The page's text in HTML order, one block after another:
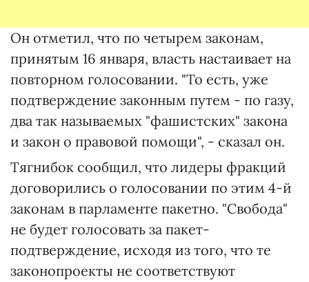
Он отметил, что по четырем законам,
принятым 16 января, власть настаивает на
повторном голосовании. "То есть, уже
подтверждение законным путем - по газу,
два так называемых "фашистских" закона
и закон о правовой помощи", - сказал он.
Тягнибок сообщил, что лидеры фракций
договорились о голосовании по этим 4-й
законам в парламенте пакетно. "Свобода"
не будет голосовать за пакет-
подтверждение, исходя из того, что те
законопроекты не соответствуют